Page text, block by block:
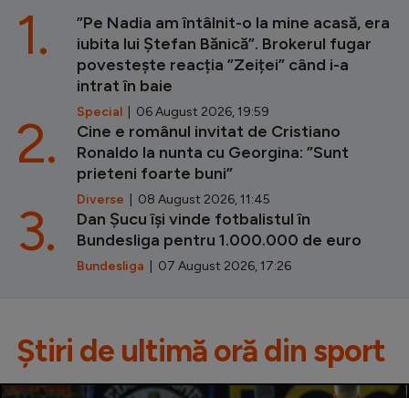
”Pe Nadia am întâlnit-o la mine acasă, era
iubita lui Ștefan Bănică”. Brokerul fugar
povestește reacția ”Zeiței” când i-a
intrat în baie
Special | 06 August 2026, 19:59
1.
Cine e românul invitat de Cristiano
Ronaldo la nunta cu Georgina: ”Sunt
prieteni foarte buni”
Diverse | 08 August 2026, 11:45
2.
Dan Șucu își vinde fotbalistul în
Bundesliga pentru 1.000.000 de euro
Bundesliga | 07 August 2026, 17:26
3.
Știri de ultimă oră din sport